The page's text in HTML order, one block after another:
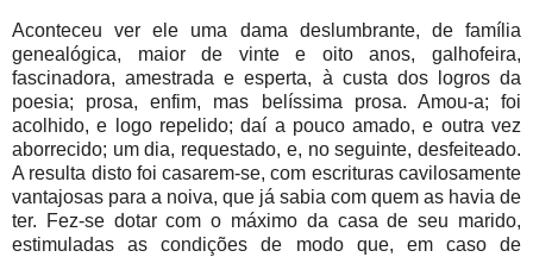
Aconteceu ver ele uma dama deslumbrante, de família
genealógica, maior de vinte e oito anos, galhofeira,
fascinadora, amestrada e esperta, à custa dos logros da
poesia; prosa, enfim, mas belíssima prosa. Amou-a; foi
acolhido, e logo repelido; daí a pouco amado, e outra vez
aborrecido; um dia, requestado, e, no seguinte, desfeiteado.
A resulta disto foi casarem-se, com escrituras cavilosamente
vantajosas para a noiva, que já sabia com quem as havia de
ter. Fez-se dotar com o máximo da casa de seu marido,
estimuladas as condições de modo que, em caso de